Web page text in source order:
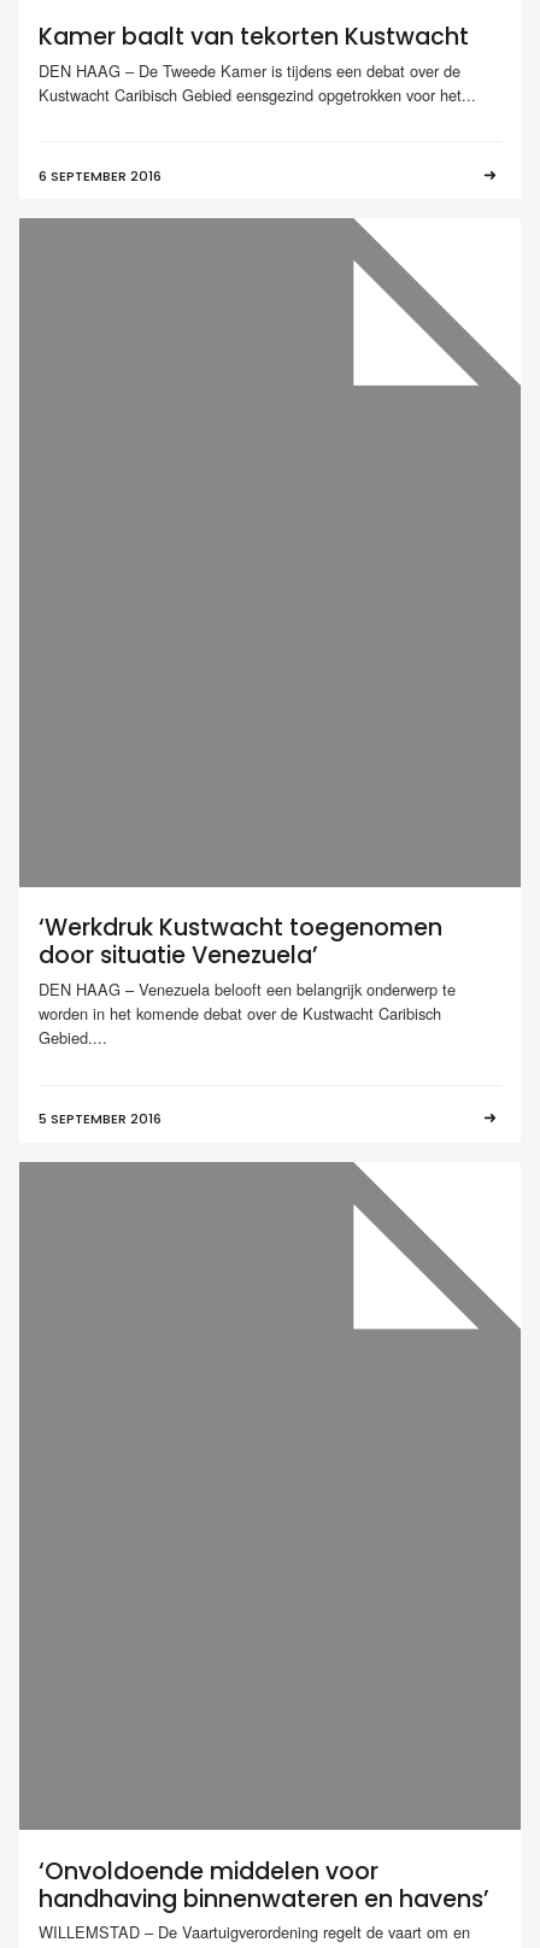
Kamer baalt van tekorten Kustwacht
DEN HAAG – De Tweede Kamer is tijdens een debat over de
Kustwacht Caribisch Gebied eensgezind opgetrokken voor het...
6 SEPTEMBER 2016
‘Werkdruk Kustwacht toegenomen
door situatie Venezuela’
DEN HAAG – Venezuela belooft een belangrijk onderwerp te
worden in het komende debat over de Kustwacht Caribisch
Gebied....
5 SEPTEMBER 2016
‘Onvoldoende middelen voor
handhaving binnenwateren en havens’
WILLEMSTAD – De Vaartuigverordening regelt de vaart om en